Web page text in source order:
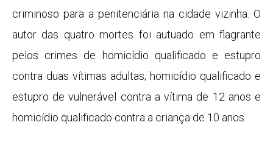
criminoso para a penitenciária na cidade vizinha. O
autor das quatro mortes foi autuado em flagrante
pelos crimes de homicídio qualificado e estupro
contra duas vítimas adultas; homicídio qualificado e
estupro de vulnerável contra a vítima de 12 anos e
homicídio qualificado contra a criança de 10 anos.